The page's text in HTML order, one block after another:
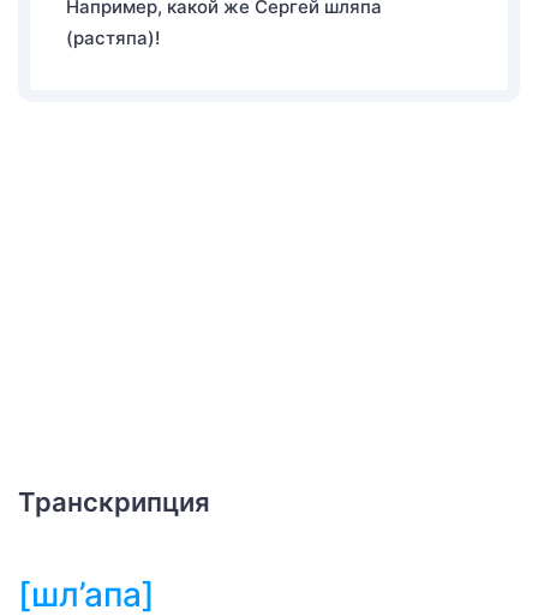
Например, какой же Сергей шляпа
(растяпа)!
Транскрипция
[шл’апа]